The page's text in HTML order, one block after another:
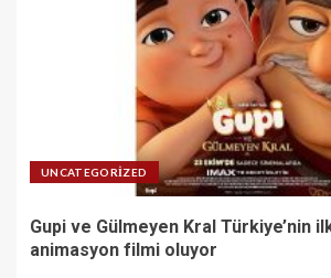
UNCATEGORIZED
Gupi ve Gülmeyen Kral Türkiye’nin
animasyon filmi oluyor